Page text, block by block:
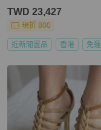
TWD 23,427
現折 800
近新閒置品 香港 免運